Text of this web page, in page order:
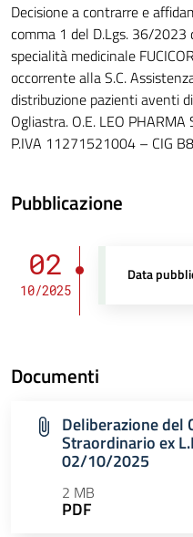
Decisione a contrarre e
comma 1 del D.Lgs. 36/
specialità medicinale
occorrente alla S.C.
distribuzione pazienti aventi
Ogliastra. O.E. LEO
P.IVA 11271521004 – CIG
Pubblicazione
02
10/2025
Data
Documenti
Deliberazione del
Straordinario ex
02/10/2025
2 MB
PDF